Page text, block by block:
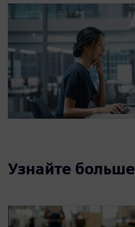
Узнайте больше